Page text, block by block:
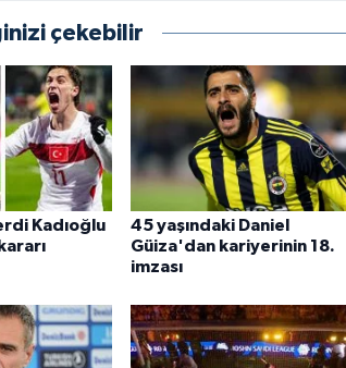
çekebilir
Kadıoğlu
45 yaşındaki Daniel
Güiza'dan kariyerinin 18.
imzası